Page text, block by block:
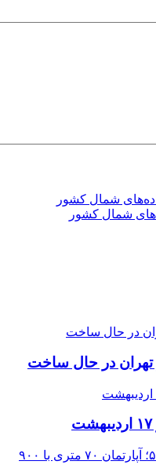
شمال کشور